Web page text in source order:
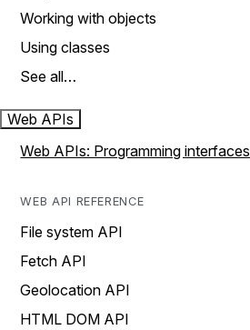
Working with objects
Using classes
See all…
Web APIs
Web APIs: Programming interfaces
WEB API REFERENCE
File system API
Fetch API
Geolocation API
HTML DOM API